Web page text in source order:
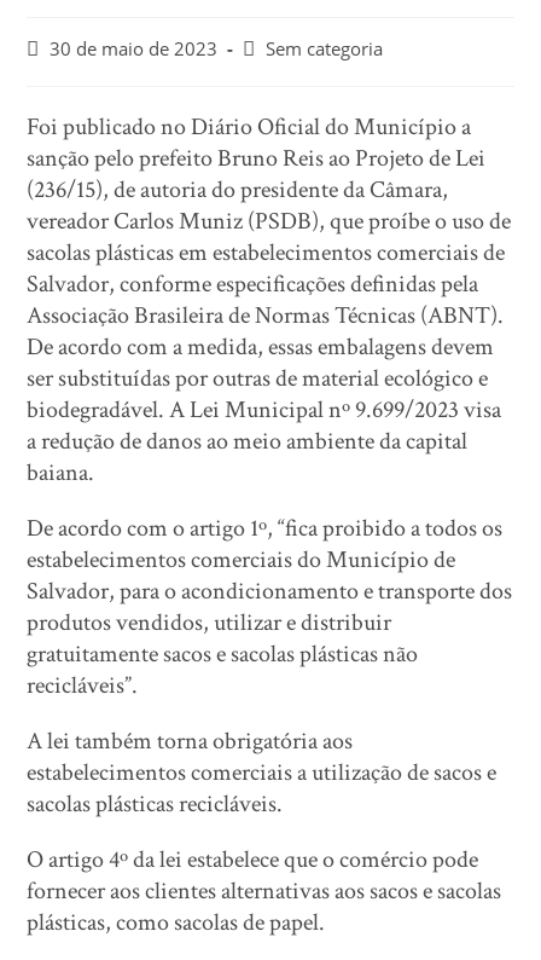
30 de maio de 2023 Sem categoria
Foi publicado no Diário Oficial do Município a
sanção pelo prefeito Bruno Reis ao Projeto de Lei
(236/15), de autoria do presidente da Câmara,
vereador Carlos Muniz (PSDB), que proíbe o uso de
sacolas plásticas em estabelecimentos comerciais de
Salvador, conforme especificações definidas pela
Associação Brasileira de Normas Técnicas (ABNT).
De acordo com a medida, essas embalagens devem
ser substituídas por outras de material ecológico e
biodegradável. A Lei Municipal nº 9.699/2023 visa
a redução de danos ao meio ambiente da capital
baiana.
De acordo com o artigo 1º, “fica proibido a todos os
estabelecimentos comerciais do Município de
Salvador, para o acondicionamento e transporte dos
produtos vendidos, utilizar e distribuir
gratuitamente sacos e sacolas plásticas não
recicláveis”.
A lei também torna obrigatória aos
estabelecimentos comerciais a utilização de sacos e
sacolas plásticas recicláveis.
O artigo 4º da lei estabelece que o comércio pode
fornecer aos clientes alternativas aos sacos e sacolas
plásticas, como sacolas de papel.